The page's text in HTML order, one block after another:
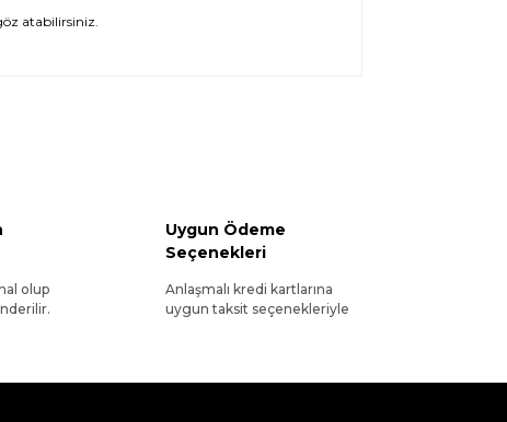
atabilirsiniz.
olup
Uygun Ödeme
Seçenekleri
Anlaşmalı kredi kartlarına
uygun taksit seçenekleriyle